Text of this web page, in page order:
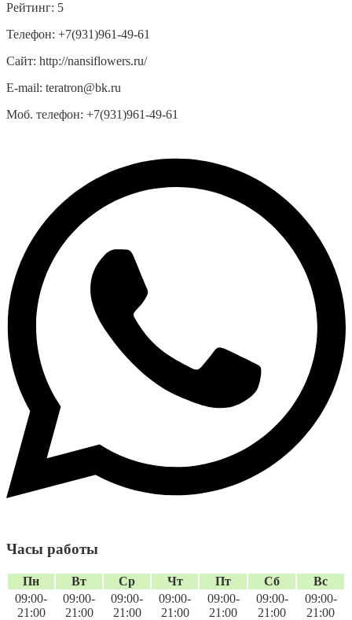
Рейтинг: 5
Телефон: +7(931)961-49-61
Сайт: http://nansiflowers.ru/
E-mail: teratron@bk.ru
Моб. телефон: +7(931)961-49-61
Часы работы
Пн Вт Ср Чт Пт Сб
Вс
09:00-
21:00
09:00-
21:00
09:00-
21:00
09:00-
21:00
09:00-
21:00
09:00-
21:00
09:00-
21:00